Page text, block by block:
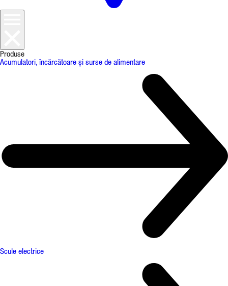
Produse
Acumulatori, încărcătoare și surse de alimentare
Scule electrice